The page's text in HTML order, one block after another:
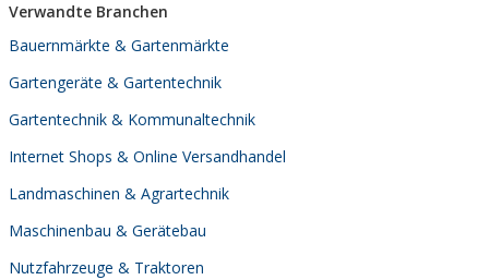
Verwandte Branchen
Bauernmärkte & Gartenmärkte
Gartengeräte & Gartentechnik
Gartentechnik & Kommunaltechnik
Internet Shops & Online Versandhandel
Landmaschinen & Agrartechnik
Maschinenbau & Gerätebau
Nutzfahrzeuge & Traktoren